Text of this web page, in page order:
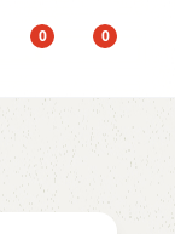
0 0